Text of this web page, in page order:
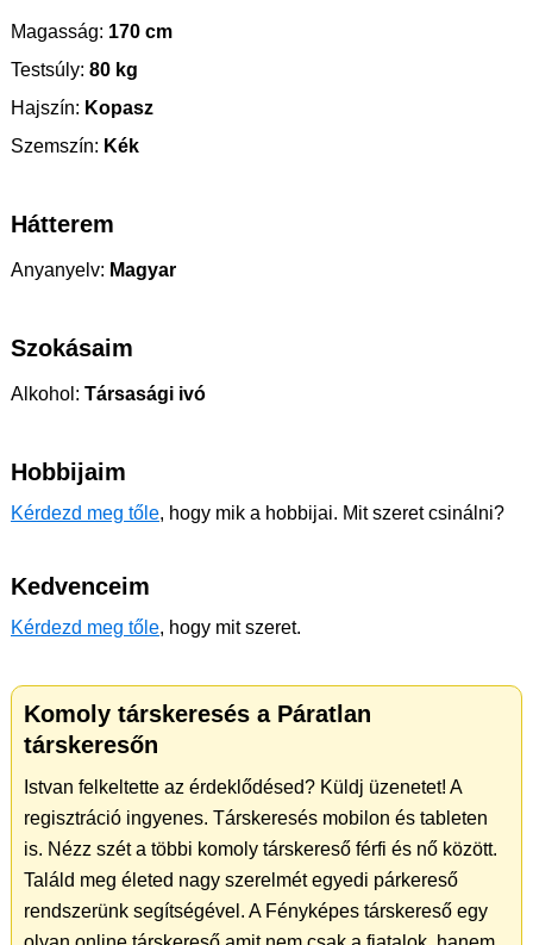
Magasság: 170 cm
Testsúly: 80 kg
Hajszín: Kopasz
Szemszín: Kék
Hátterem
Anyanyelv: Magyar
Szokásaim
Alkohol: Társasági ivó
Hobbijaim
Kérdezd meg tőle, hogy mik a hobbijai. Mit szeret csinálni?
Kedvenceim
Kérdezd meg tőle, hogy mit szeret.
Komoly társkeresés a Páratlan
társkeresőn
Istvan felkeltette az érdeklődésed? Küldj üzenetet! A
regisztráció ingyenes. Társkeresés mobilon és tableten
is. Nézz szét a többi komoly társkereső férfi és nő között.
Találd meg életed nagy szerelmét egyedi párkereső
rendszerünk segítségével. A Fényképes társkereső egy